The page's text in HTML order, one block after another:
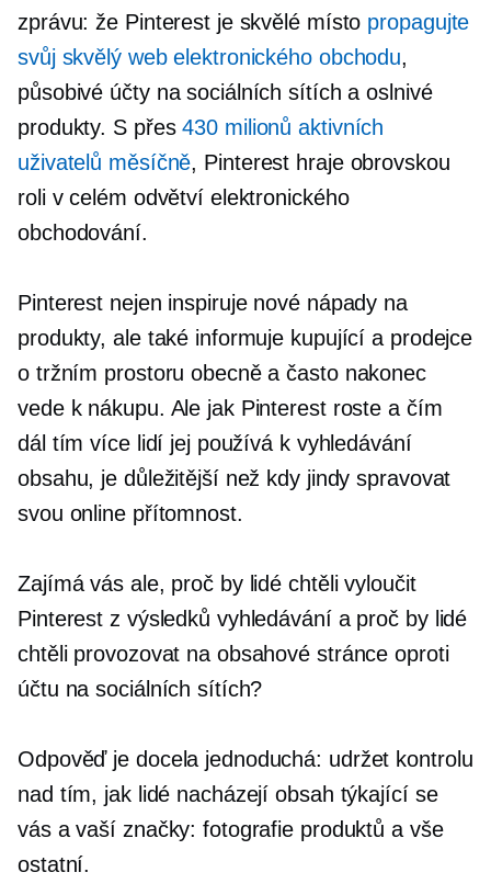
zprávu: že Pinterest je skvělé místo propagujte
svůj skvělý web elektronického obchodu,
působivé účty na sociálních sítích a oslnivé
produkty. S přes430 milionů aktivních
uživatelů měsíčně, Pinterest hraje obrovskou
roli v celém odvětví elektronického
obchodování.
Pinterest nejen inspiruje nové nápady na
produkty, ale také informuje kupující a prodejce
o tržním prostoru obecně a často nakonec
vede k nákupu. Ale jak Pinterest roste a čím
dál tím více lidí jej používá k vyhledávání
obsahu, je důležitější než kdy jindy spravovat
svou online přítomnost.
Zajímá vás ale, proč by lidé chtěli vyloučit
Pinterest z výsledků vyhledávání a proč by lidé
chtěli provozovat na obsahové stránce oproti
účtu na sociálních sítích?
Odpověď je docela jednoduchá: udržet kontrolu
nad tím, jak lidé nacházejí obsah týkající se
vás a vaší značky: fotografie produktů a vše
ostatní.